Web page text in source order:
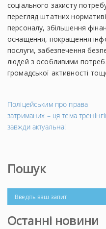
соціального захисту
перегляд штатних
персоналу, збільшення
оснащення, покращення
послуги, забезпечення
людей з особливими
громадської активності
←
Попередній
запис
Поліцейським про права
затриманих – ця тема
завжди актуальна!
Пошук
Останні новини